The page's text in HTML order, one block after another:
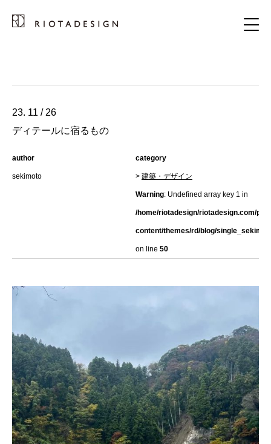
23. 11 / 26
ディテールに宿るもの
author
sekimoto
category
> 建築・デザイン
Warning: Undefined array key 1 in
/home/riotadesign/riotadesign.com/
content/themes/rd/blog/
on line 50